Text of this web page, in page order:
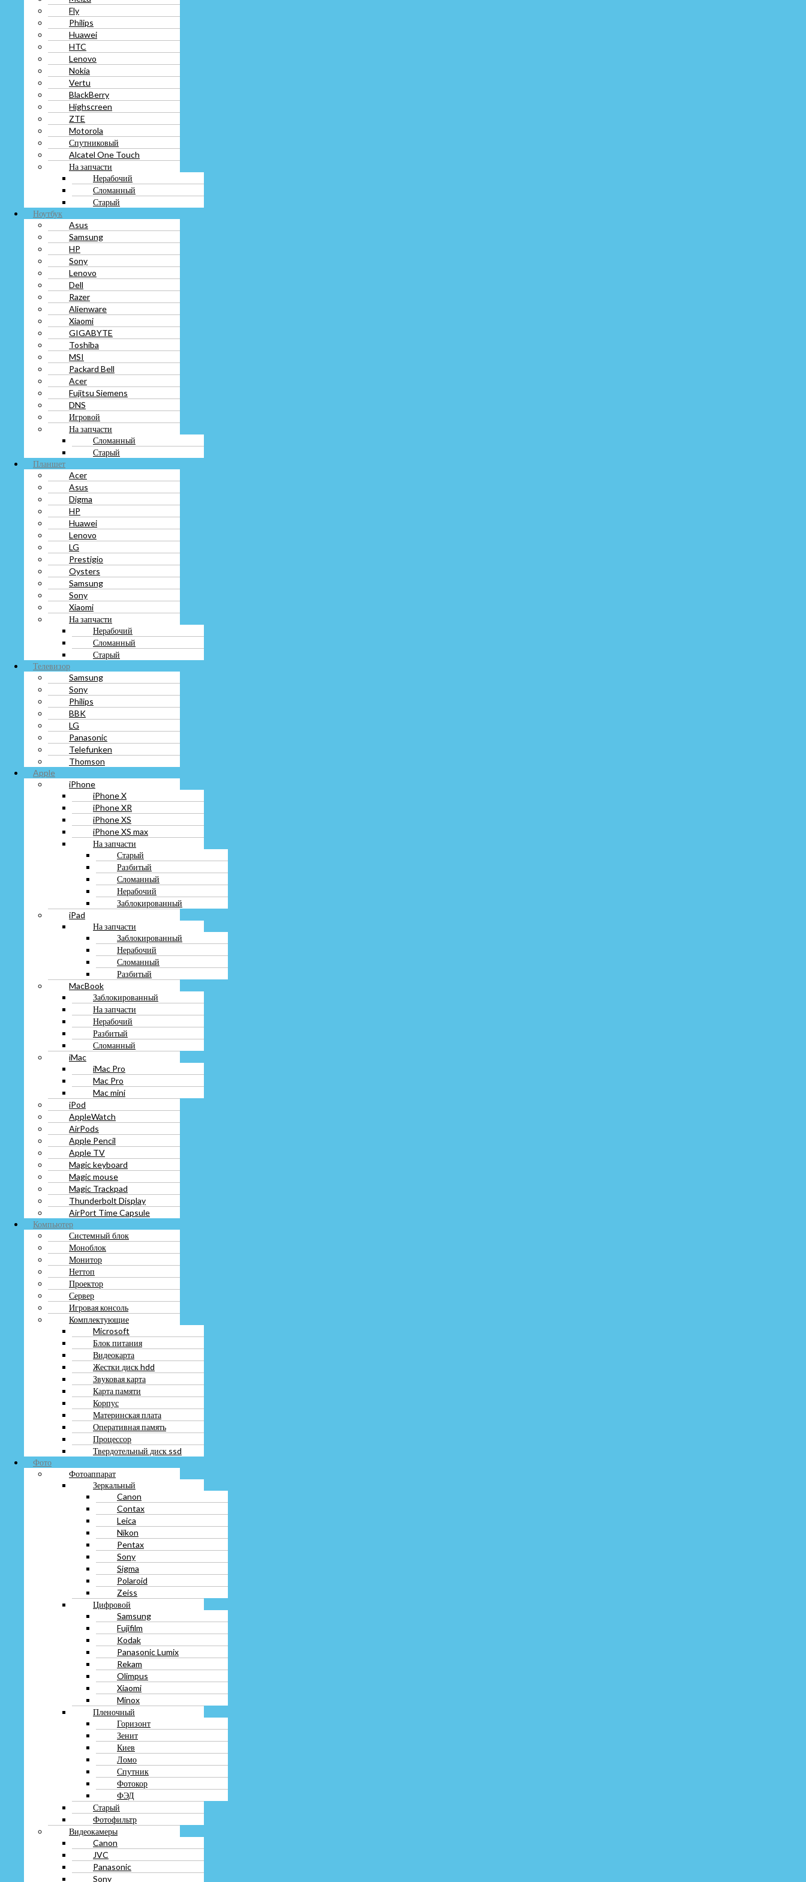
Fly
Philips
Huawei
HTC
Lenovo
Nokia
Vertu
BlackBerry
Highscreen
ZTE
Motorola
Спутниковый
Alcatel One Touch
На запчасти
Нерабочий
Сломанный
Старый
Ноутбук
Asus
Samsung
HP
Sony
Lenovo
Dell
Razer
Alienware
Xiaomi
GIGABYTE
Toshiba
MSI
Packard Bell
Acer
Fujitsu Siemens
DNS
Игровой
На запчасти
Сломанный
Старый
Планшет
Acer
Asus
Digma
HP
Huawei
Lenovo
LG
Prestigio
Oysters
Samsung
Sony
Xiaomi
На запчасти
Нерабочий
Сломанный
Старый
Телевизор
Samsung
Sony
Philips
BBK
LG
Panasonic
Telefunken
Thomson
Apple
iPhone
iPhone X
iPhone XR
iPhone XS
iPhone XS max
На запчасти
Старый
Разбитый
Сломанный
Нерабочий
Заблокированный
iPad
На запчасти
Заблокированный
Нерабочий
Сломанный
Разбитый
MacBook
Заблокированный
На запчасти
Нерабочий
Разбитый
Сломанный
iMac
iMac Pro
Mac Pro
Mac mini
iPod
AppleWatch
AirPods
Apple Pencil
Apple TV
Magic keyboard
Magic mouse
Magic Trackpad
Thunderbolt Display
AirPort Time Capsule
Компьютер
Системный блок
Моноблок
Монитор
Неттоп
Проектор
Сервер
Игровая консоль
Комплектующие
Microsoft
Блок питания
Видеокарта
Жестки диск hdd
Звуковая карта
Карта памяти
Корпус
Материнская плата
Оперативная память
Процессор
Твердотельный диск ssd
Фото
Фотоаппарат
Зеркальный
Canon
Contax
Leica
Nikon
Pentax
Sony
Sigma
Polaroid
Zeiss
Цифровой
Samsung
Fujifilm
Kodak
Panasonic Lumix
Rekam
Olimpus
Xiaomi
Minox
Пленочный
Горизонт
Зенит
Киев
Ломо
Спутник
Фотокор
ФЭД
Старый
Фотофильтр
Видеокамеры
Canon
JVC
Panasonic
Sony
На запчасти
Нерабочий
Сломанный
Старый
Ноутбук
Asus
HP
Sony
Lenovo
Dell
Razer
Alienware
Xiaomi
Сломанный
Старый
Планшет
Acer
Asus
Digma
Huawei
Lenovo
LG
Prestigio
Oysters
Samsung
Sony
BBK
LG
Panasonic
Telefunken
Thomson
Apple
iPhone
iPhone X
iPhone XR
iPhone XS
iPhone XS max
На запчасти
Старый
Разбитый
Сломанный
Нерабочий
Заблокированный
iPad
MacBook
Заблокированный
Разбитый
Сломанный
iMac
iMac Pro
Mac Pro
Mac mini
iPod
AppleWatch
AirPods
Apple Pencil
Apple TV
Magic keyboard
Magic mouse
Magic Trackpad
Thunderbolt Display
Компьютер
Игровая консоль
Комплектующие
Microsoft
Блок питания
Видеокарта
Жестки диск hdd
Звуковая карта
Карта памяти
Корпус
Материнская плата
Оперативная память
Процессор
Твердотельный диск ssd
Фото
Фотоаппарат
Зеркальный
Sigma
Kodak
Panasonic Lumix
Rekam
Olimpus
Xiaomi
Minox
Пленочный
Горизонт
Киев
Ломо
Спутник
Фотокор
Видеокамеры
Объектив
Штатив
Фотовспышка
Часы
Антикварные
Брендовые
Наручные
Советские
Старые